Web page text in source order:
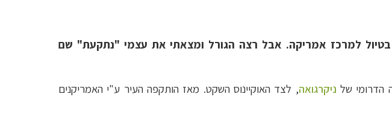
בטיול למרכז אמריקה. אבל רצה הגורל ומצאתי את עצמי "נתקעת" שם
של ניקרגואה, לצד האוקיינוס השקט. מאז הותקפה העיר ע"י האמריקנים